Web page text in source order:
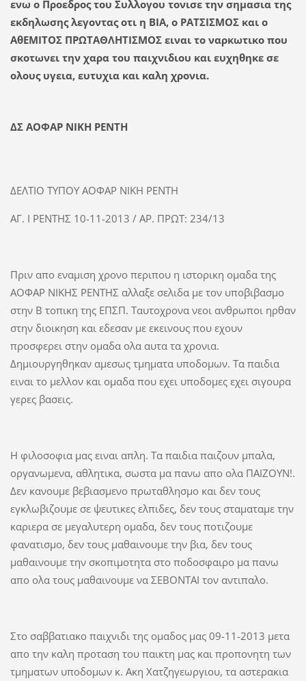
ενω ο Προεδρος του Συλλογου τονισε την σημασια της
εκδηλωσης λεγοντας οτι η ΒΙΑ, ο ΡΑΤΣΙΣΜΟΣ και ο
ΑθΕΜΙΤΟΣ ΠΡΩΤΑΘΛΗΤΙΣΜΟΣ ειναι το ναρκωτικο που
σκοτωνει την χαρα του παιχνιδιου και ευχηθηκε σε
ολους υγεια, ευτυχια και καλη χρονια.
ΔΣ ΑΟΦΑΡ ΝΙΚΗ ΡΕΝΤΗ
ΔΕΛΤΙΟ ΤΥΠΟΥ ΑΟΦΑΡ ΝΙΚΗ ΡΕΝΤΗ
ΑΓ. Ι ΡΕΝΤΗΣ 10-11-2013 / ΑΡ. ΠΡΩΤ: 234/13
Πριν απο εναμιση χρονο περιπου η ιστορικη ομαδα της
ΑΟΦΑΡ ΝΙΚΗΣ ΡΕΝΤΗΣ αλλαξε σελιδα με τον υποβιβασμο
στην Β τοπικη της ΕΠΣΠ. Ταυτοχρονα νεοι ανθρωποι ηρθαν
στην διοικηση και εδεσαν με εκεινους που εχουν
προσφερει στην ομαδα ολα αυτα τα χρονια.
Δημιουργηθηκαν αμεσως τμηματα υποδομων. Τα παιδια
ειναι το μελλον και ομαδα που εχει υποδομες εχει σιγουρα
γερες βασεις.
Η φιλοσοφια μας ειναι απλη. Τα παιδια παιζουν μπαλα,
οργανωμενα, αθλητικα, σωστα μα πανω απο ολα ΠΑΙΖΟΥΝ!.
Δεν κανουμε βεβιασμενο πρωταθλησμο και δεν τους
εγκλωβιζουμε σε ψευτικες ελπιδες, δεν τους σταματαμε την
καριερα σε μεγαλυτερη ομαδα, δεν τους ποτιζουμε
φανατισμο, δεν τους μαθαινουμε την βια, δεν τους
μαθαινουμε την σκοπιμοτητα στο ποδοσφαιρο μα πανω
απο ολα τους μαθαινουμε να ΣΕΒΟΝΤΑΙ τον αντιπαλο.
Στο σαββατιακο παιχνιδι της ομαδος μας 09-11-2013 μετα
απο την καλη προταση του παικτη μας και προπονητη των
τμηματων υποδομων κ. Ακη Χατζηγεωργιου, τα αστερακια